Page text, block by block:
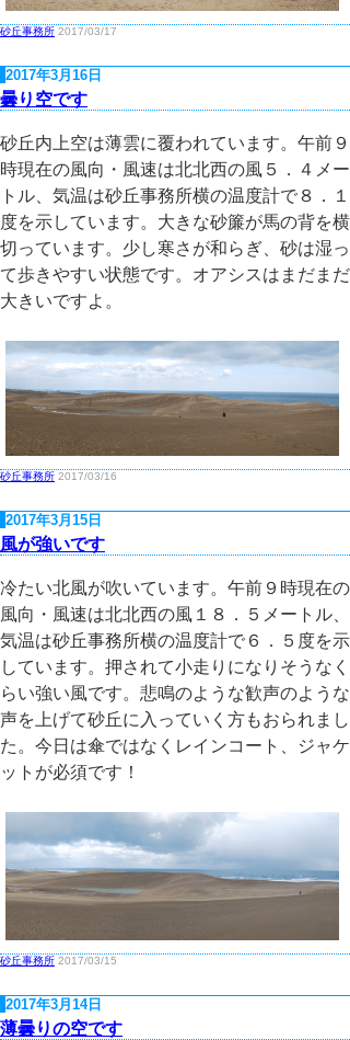
砂丘事務所 2017/03/17
2017年3月16日
曇り空です
砂丘内上空は薄雲に覆われています。午前９
時現在の風向・風速は北北西の風５．４メー
トル、気温は砂丘事務所横の温度計で８．１
度を示しています。大きな砂簾が馬の背を横
切っています。少し寒さが和らぎ、砂は湿っ
て歩きやすい状態です。オアシスはまだまだ
大きいですよ。
砂丘事務所 2017/03/16
2017年3月15日
風が強いです
冷たい北風が吹いています。午前９時現在の
風向・風速は北北西の風１８．５メートル、
気温は砂丘事務所横の温度計で６．５度を示
しています。押されて小走りになりそうなく
らい強い風です。悲鳴のような歓声のような
声を上げて砂丘に入っていく方もおられまし
た。今日は傘ではなくレインコート、ジャケ
ットが必須です！
砂丘事務所 2017/03/15
2017年3月14日
薄曇りの空です